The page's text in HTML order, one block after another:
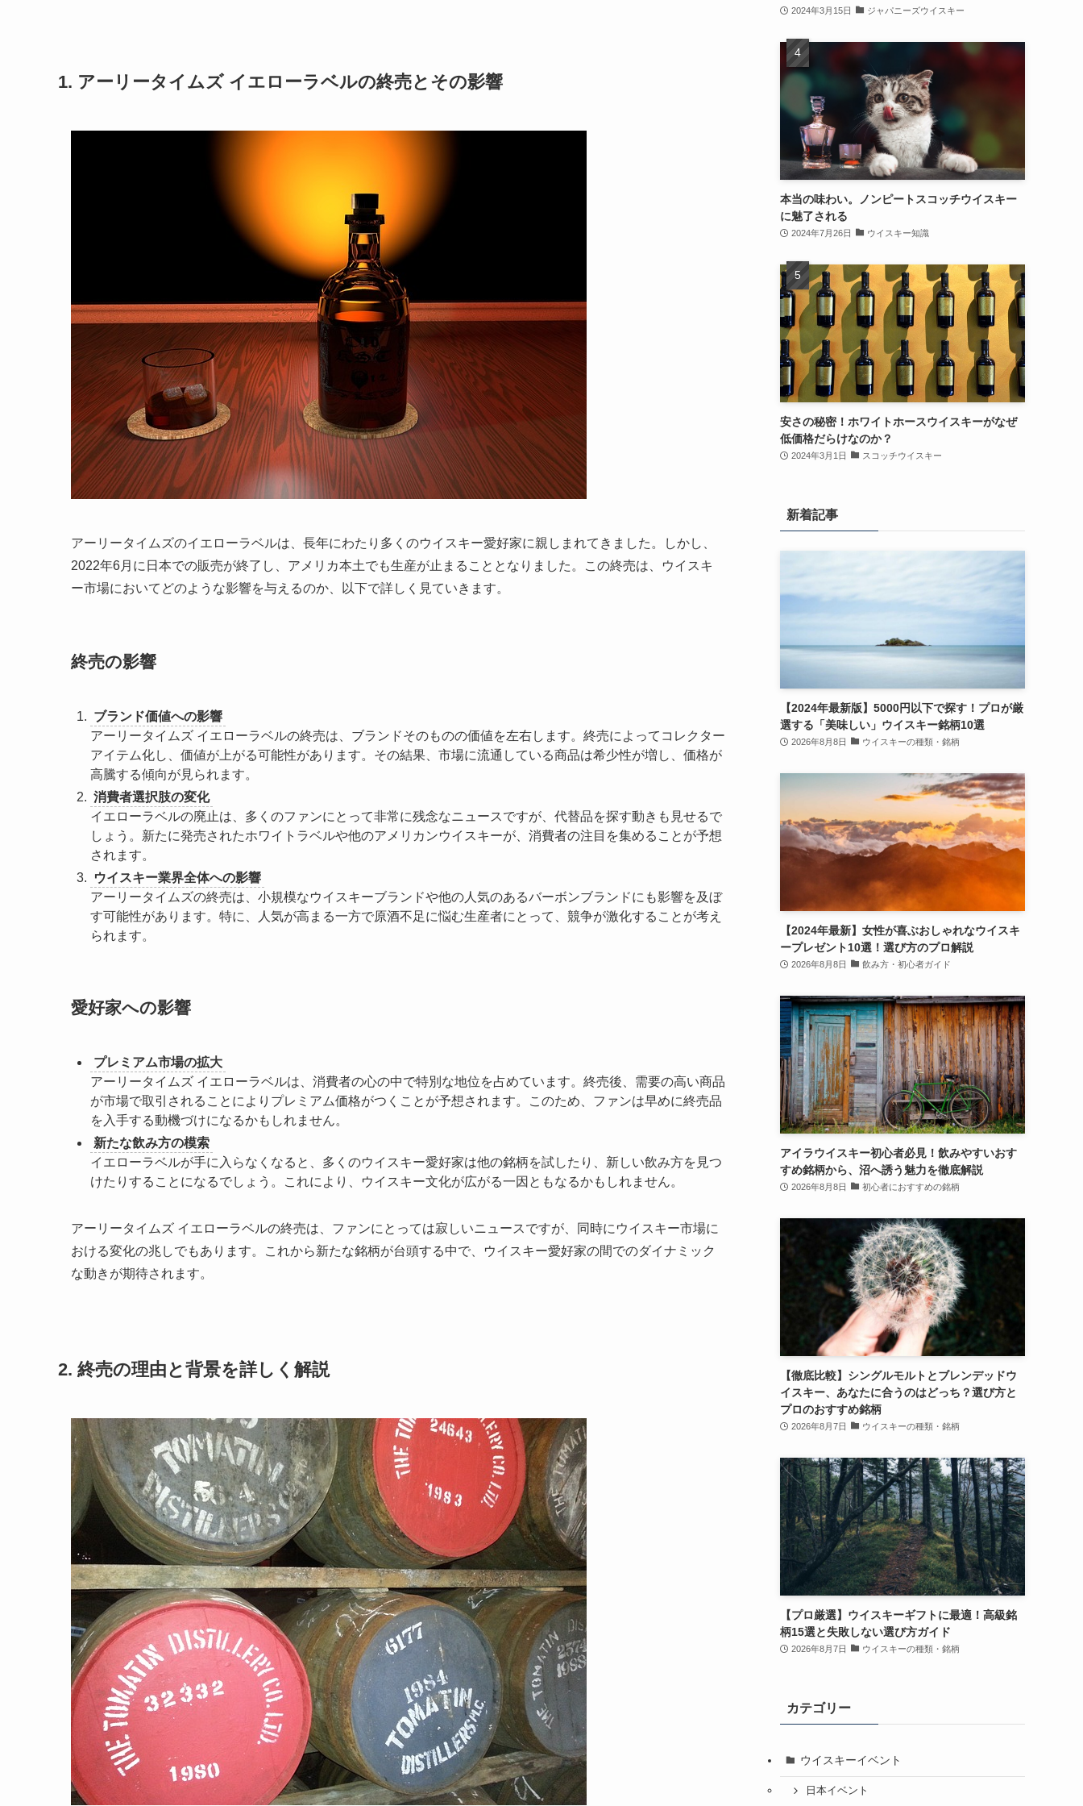
1. アーリータイムズ イエローラベルの終売とその影響
アーリータイムズのイエローラベルは、長年にわたり多くのウイスキー愛好家に親しまれてきました。しかし、
2022年6月に日本での販売が終了し、アメリカ本土でも生産が止まることとなりました。この終売は、ウイスキ
ー市場においてどのような影響を与えるのか、以下で詳しく見ていきます。
終売の影響
ブランド価値への影響
アーリータイムズ イエローラベルの終売は、ブランドそのものの価値を左右します。終売によってコレクター
アイテム化し、価値が上がる可能性があります。その結果、市場に流通している商品は希少性が増し、価格が
高騰する傾向が見られます。
消費者選択肢の変化
イエローラベルの廃止は、多くのファンにとって非常に残念なニュースですが、代替品を探す動きも見せるで
しょう。新たに発売されたホワイトラベルや他のアメリカンウイスキーが、消費者の注目を集めることが予想
されます。
ウイスキー業界全体への影響
アーリータイムズの終売は、小規模なウイスキーブランドや他の人気のあるバーボンブランドにも影響を及ぼ
す可能性があります。特に、人気が高まる一方で原酒不足に悩む生産者にとって、競争が激化することが考え
られます。
愛好家への影響
プレミアム市場の拡大
アーリータイムズ イエローラベルは、消費者の心の中で特別な地位を占めています。終売後、需要の高い商品
が市場で取引されることによりプレミアム価格がつくことが予想されます。このため、ファンは早めに終売品
を入手する動機づけになるかもしれません。
新たな飲み方の模索
イエローラベルが手に入らなくなると、多くのウイスキー愛好家は他の銘柄を試したり、新しい飲み方を見つ
けたりすることになるでしょう。これにより、ウイスキー文化が広がる一因ともなるかもしれません。
アーリータイムズ イエローラベルの終売は、ファンにとっては寂しいニュースですが、同時にウイスキー市場に
おける変化の兆しでもあります。これから新たな銘柄が台頭する中で、ウイスキー愛好家の間でのダイナミック
な動きが期待されます。
2. 終売の理由と背景を詳しく解説
2024年3月15日 ジャパニーズウイスキー
本当の味わい。ノンピートスコッチウイスキー
に魅了される
2024年7月26日 ウイスキー知識
安さの秘密！ホワイトホースウイスキーがなぜ
低価格だらけなのか？
2024年3月1日 スコッチウイスキー
新着記事
【2024年最新版】5000円以下で探す！プロが厳
選する「美味しい」ウイスキー銘柄10選
2026年8月8日 ウイスキーの種類・銘柄
【2024年最新】女性が喜ぶおしゃれなウイスキ
ープレゼント10選！選び方のプロ解説
2026年8月8日 飲み方・初心者ガイド
アイラウイスキー初心者必見！飲みやすいおす
すめ銘柄から、沼へ誘う魅力を徹底解説
2026年8月8日 初心者におすすめの銘柄
【徹底比較】シングルモルトとブレンデッドウ
イスキー、あなたに合うのはどっち？選び方と
プロのおすすめ銘柄
2026年8月7日 ウイスキーの種類・銘柄
【プロ厳選】ウイスキーギフトに最適！高級銘
柄15選と失敗しない選び方ガイド
2026年8月7日 ウイスキーの種類・銘柄
カテゴリー
ウイスキーイベント
日本イベント